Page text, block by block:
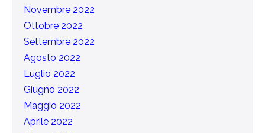
Novembre 2022
Ottobre 2022
Settembre 2022
Agosto 2022
Luglio 2022
Giugno 2022
Maggio 2022
Aprile 2022